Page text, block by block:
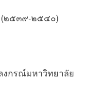
(๒๕๓๙-๒๕๔๐)
กรณ์มหาวิทยาลัย